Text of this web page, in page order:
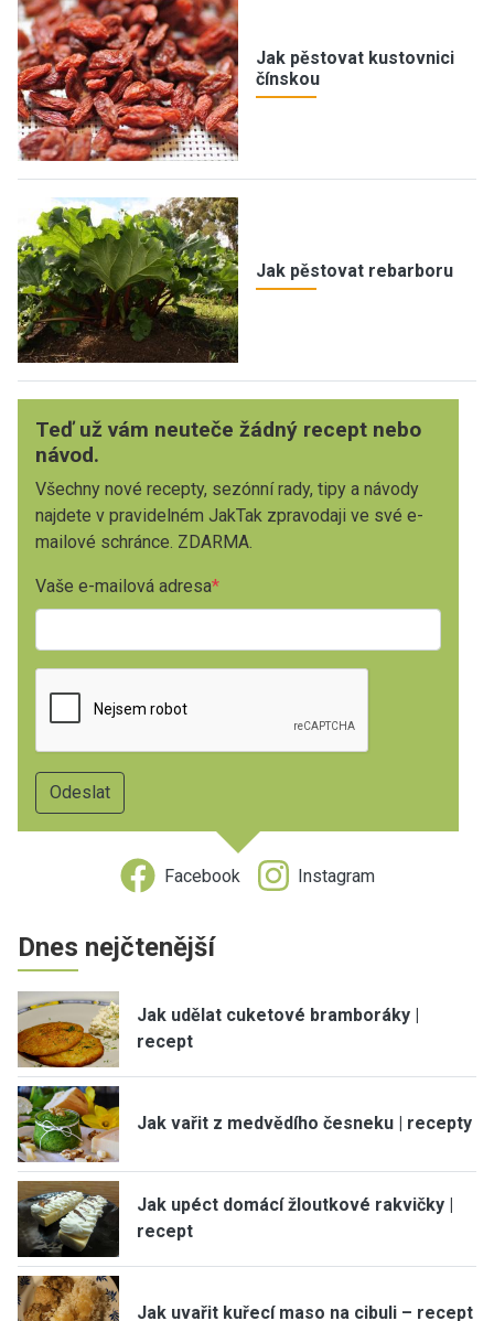
Jak pěstovat kustovnici
čínskou
Jak pěstovat rebarboru
Teď už vám neuteče žádný recept nebo
návod.
Všechny nové recepty, sezónní rady, tipy a návody
najdete v pravidelném JakTak zpravodaji ve své e-
mailové schránce. ZDARMA.
Vaše e-mailová adresa
Facebook Instagram
Dnes nejčtenější
Jak udělat cuketové bramboráky |
recept
Jak vařit z medvědího česneku | recepty
Jak upéct domácí žloutkové rakvičky |
recept
Jak uvařit kuřecí maso na cibuli – recept